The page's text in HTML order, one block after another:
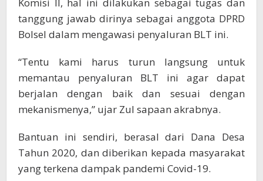
tanggung jawab dirinya sebagai anggota DPRD
Bolsel dalam mengawasi penyaluran BLT ini.
“Tentu kami harus turun langsung untuk
memantau penyaluran BLT ini agar dapat
berjalan dengan baik dan sesuai dengan
mekanismenya,” ujar Zul sapaan akrabnya.
Bantuan ini sendiri, berasal dari Dana Desa
Tahun 2020, dan diberikan kepada masyarakat
yang terkena dampak pandemi Covid-19.